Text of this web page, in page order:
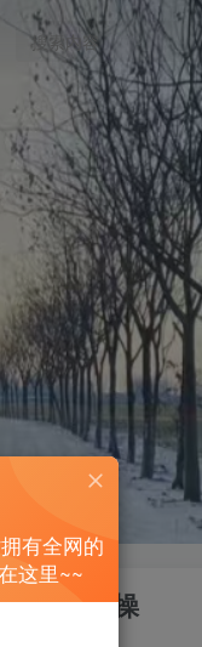
落地实操
有全网的
这里~~